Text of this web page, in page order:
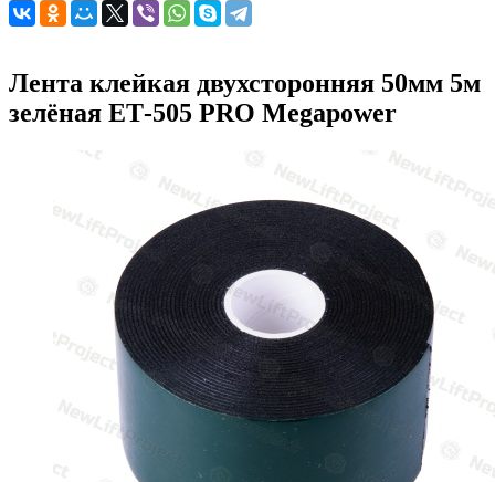
Лента клейкая двухсторонняя 50мм 5м
зелёная ЕТ-505 PRO Megapower